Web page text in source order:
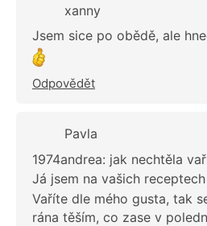
xanny
Jsem sice po obědě, ale
Odpovědět
Pavla
1974andrea: jak nechtěla
Já jsem na vašich
Vaříte dle mého gusta, tak
rána těším, co zase v